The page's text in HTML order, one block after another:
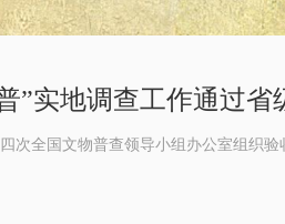
”实地调查工作通过省
次全国文物普查领导小组办公室组织